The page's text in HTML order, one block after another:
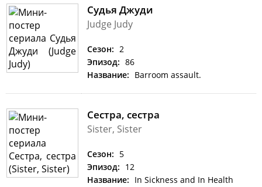
Судья Джуди
Judge Judy
Сезон: 2
Эпизод: 86
Название: Barroom assault.
Сестра, сестра
Sister, Sister
Сезон: 5
Эпизод: 12
Название: In Sickness and In Health